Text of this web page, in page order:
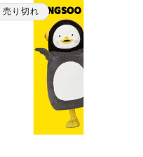
売り切れ